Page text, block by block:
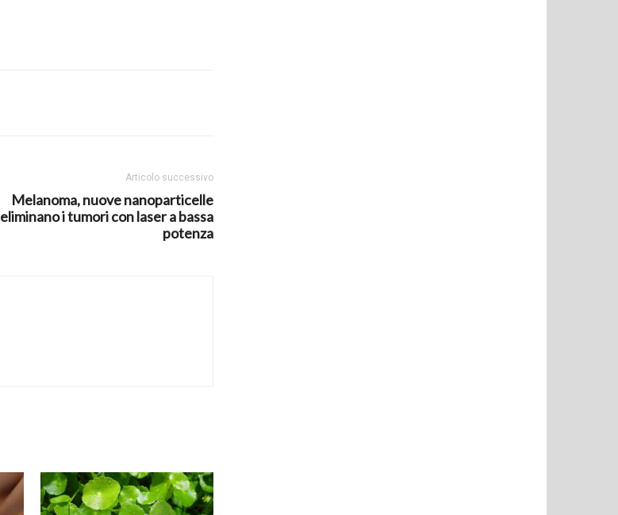
Articolo successivo
Melanoma, nuove nanoparticelle
eliminano i tumori con laser a bassa
potenza